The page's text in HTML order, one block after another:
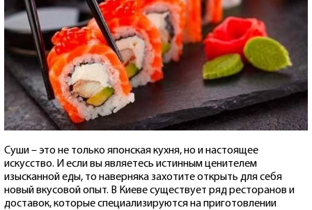
Суши – это не только японская кухня, но и настоящее
искусство. И если вы являетесь истинным ценителем
изысканной еды, то наверняка захотите открыть для себя
новый вкусовой опыт. В Киеве существует ряд ресторанов и
доставок, которые специализируются на приготовлении